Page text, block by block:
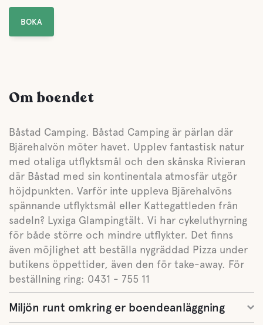
BOKA
Om boendet
Båstad Camping. Båstad Camping är pärlan där
Bjärehalvön möter havet. Upplev fantastisk natur
med otaliga utflyktsmål och den skånska Rivieran
där Båstad med sin kontinentala atmosfär utgör
höjdpunkten. Varför inte uppleva Bjärehalvöns
spännande utflyktsmål eller Kattegattleden från
sadeln? Lyxiga Glampingtält. Vi har cykeluthyrning
för både större och mindre utflykter. Det finns
även möjlighet att beställa nygräddad Pizza under
butikens öppettider, även den för take-away. För
beställning ring: 0431 - 755 11
Miljön runt omkring er boendeanläggning